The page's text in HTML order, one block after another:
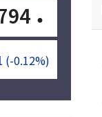
・
(-0.12%)